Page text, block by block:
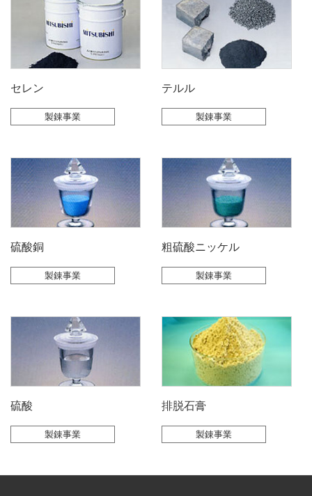
セレン
製錬事業
テルル
製錬事業
硫酸銅
製錬事業
粗硫酸ニッケル
製錬事業
硫酸
製錬事業
排脱石膏
製錬事業